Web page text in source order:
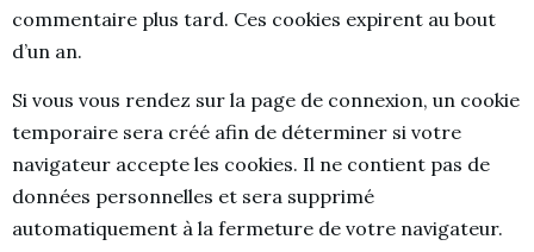
commentaire plus tard. Ces cookies expirent au bout
d’un an.
Si vous vous rendez sur la page de connexion, un cookie
temporaire sera créé afin de déterminer si votre
navigateur accepte les cookies. Il ne contient pas de
données personnelles et sera supprimé
automatiquement à la fermeture de votre navigateur.